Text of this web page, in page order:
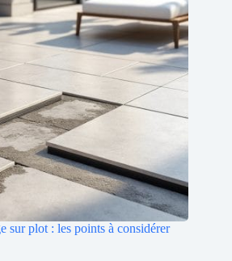
sur plot : les points à considérer